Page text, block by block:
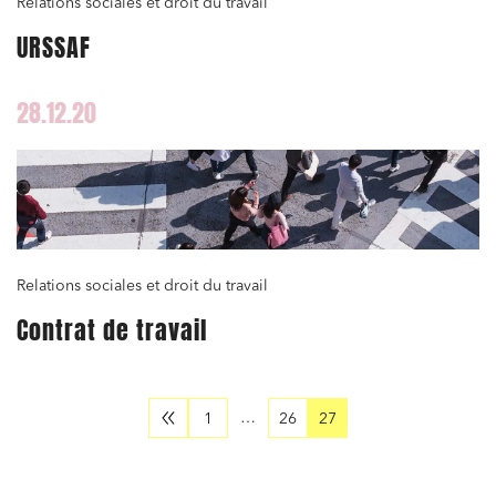
URSSAF
28.12.20
Relations sociales et droit du travail
Contrat de travail
1 … 26 27